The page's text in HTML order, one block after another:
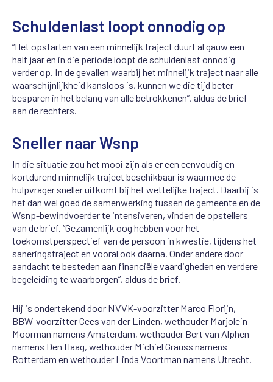
Schuldenlast loopt onnodig op
“Het opstarten van een minnelijk traject duurt al gauw een
half jaar en in die periode loopt de schuldenlast onnodig
verder op. In de gevallen waarbij het minnelijk traject naar alle
waarschijnlijkheid kansloos is, kunnen we die tijd beter
besparen in het belang van alle betrokkenen”, aldus de brief
aan de rechters.
Sneller naar Wsnp
In die situatie zou het mooi zijn als er een eenvoudig en
kortdurend minnelijk traject beschikbaar is waarmee de
hulpvrager sneller uitkomt bij het wettelijke traject. Daarbij is
het dan wel goed de samenwerking tussen de gemeente en de
Wsnp-bewindvoerder te intensiveren, vinden de opstellers
van de brief. “Gezamenlijk oog hebben voor het
toekomstperspectief van de persoon in kwestie, tijdens het
saneringstraject en vooral ook daarna. Onder andere door
aandacht te besteden aan financiële vaardigheden en verdere
begeleiding te waarborgen”, aldus de brief.
Hij is ondertekend door NVVK-voorzitter Marco Florijn,
BBW-voorzitter Cees van der Linden, wethouder Marjolein
Moorman namens Amsterdam, wethouder Bert van Alphen
namens Den Haag, wethouder Michiel Grauss namens
Rotterdam en wethouder Linda Voortman namens Utrecht.